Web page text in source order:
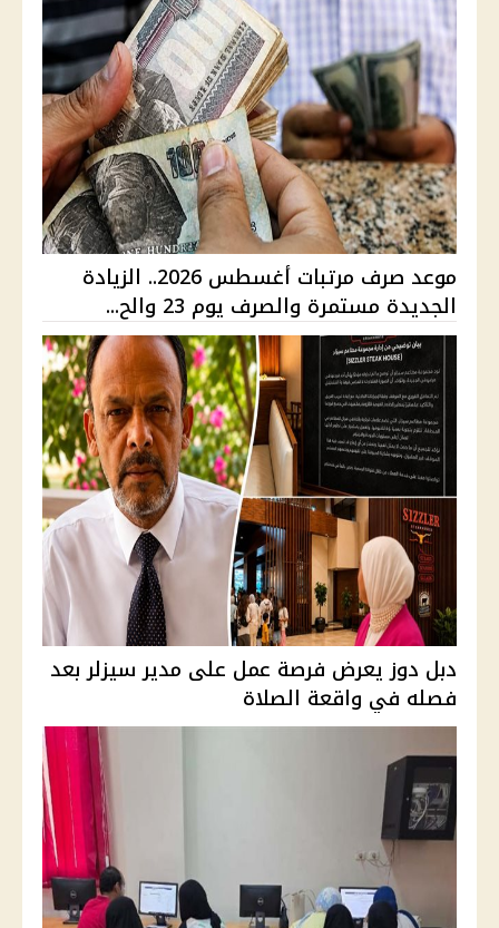
موعد صرف مرتبات أغسطس 2026.. الزيادة
الجديدة مستمرة والصرف يوم 23 والح...
دبل دوز يعرض فرصة عمل على مدير سيزلر بعد
فصله في واقعة الصلاة